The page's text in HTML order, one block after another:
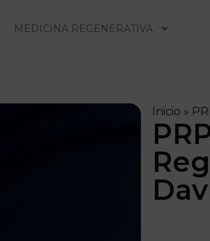
MEDICINA REGENERATIVA
Inicio »